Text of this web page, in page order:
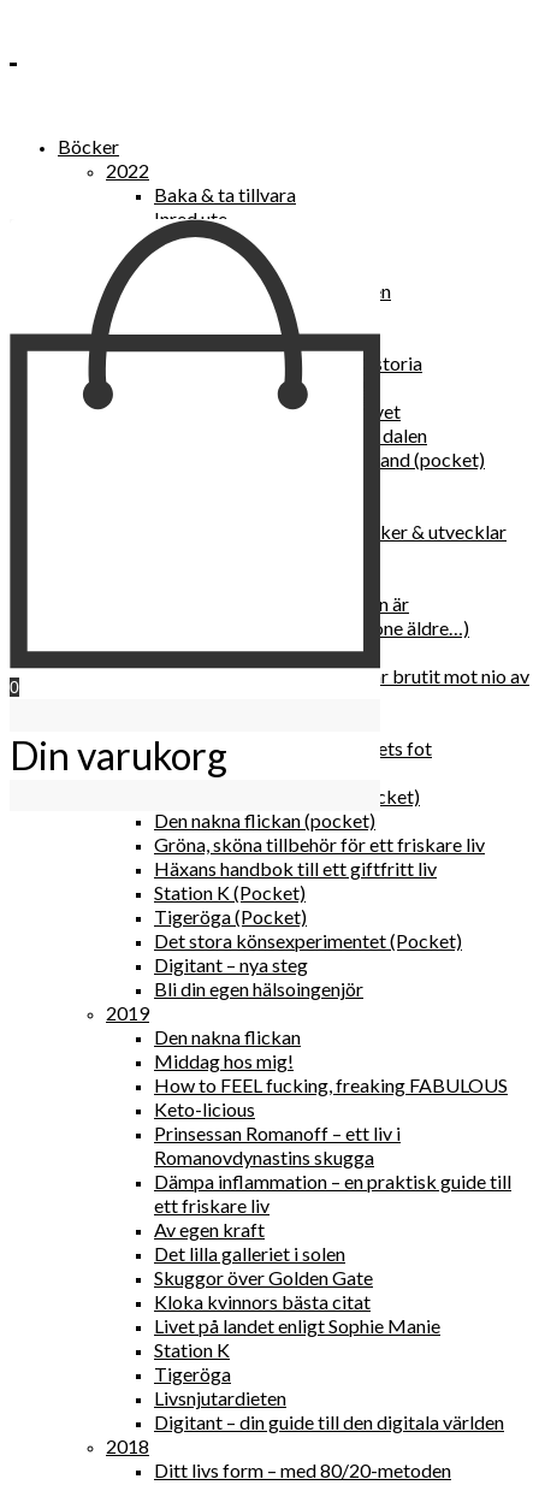
Böcker
2022
Baka & ta tillvara
Inred ute
Power Women
2021
Kvinnan som lekte med elden
“Vi vill nytt, vi begär plats”
Sånger vid avgrunden
Vattenvarelser : en kulturhistoria
Sannas fastebok
Happy skin : ung hud hela livet
Det lilla pensionatet i gröna dalen
I trygghetsnarkomanernas land (pocket)
Self Love – hur du läker, stärker & utvecklar
Hur du blir parisisk var du än är
Äldre och klokare (åtminstone äldre…)
Häxans kokbok
Gud gav oss tio bud – jag har brutit mot nio av
Den lilla vingården vid bergets fot
Happy me
Det lilla galleriet i solen (pocket)
Den nakna flickan (pocket)
Gröna, sköna tillbehör för ett friskare liv
Häxans handbok till ett giftfritt liv
Station K (Pocket)
Tigeröga (Pocket)
Det stora könsexperimentet (Pocket)
Digitant – nya steg
Bli din egen hälsoingenjör
2019
Den nakna flickan
Middag hos mig!
How to FEEL fucking, freaking FABULOUS
Keto-licious
Prinsessan Romanoff – ett liv i
Romanovdynastins skugga
Dämpa inflammation – en praktisk guide till
ett friskare liv
Av egen kraft
Det lilla galleriet i solen
Skuggor över Golden Gate
Kloka kvinnors bästa citat
Livet på landet enligt Sophie Manie
Station K
Tigeröga
Livsnjutardieten
Digitant – din guide till den digitala världen
2018
Ditt livs form – med 80/20-metoden
0
Din varukorg